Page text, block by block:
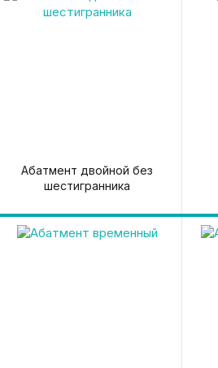
Абатмент двойной без
шестигранника